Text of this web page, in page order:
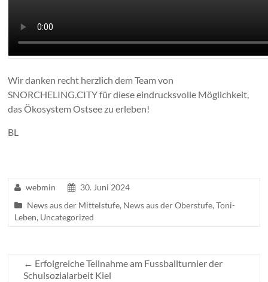
Wir danken recht herzlich dem Team von
SNORCHELING.CITY für diese eindrucksvolle Möglichkeit,
das Ökosystem Ostsee zu erleben!
BL
webmin
30. Juni 2024
News aus der Mittelstufe, News aus der Oberstufe,Toni-
Leben, Uncategorized
← Erfolgreiche Teilnahme am Fussballturnier der
Schulsozialarbeit Kiel